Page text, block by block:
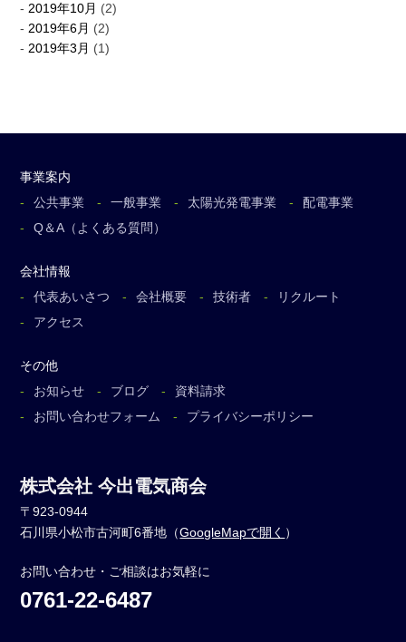
2019年10月 (2)
2019年6月 (2)
2019年3月 (1)
事業案内
公共事業
一般事業 太陽光発電事業
配電事業
Q＆A（よくある質問）
会社情報
代表あいさつ
会社概要 技術者
リクルート
アクセス
その他
お知らせ
ブログ
資料請求
お問い合わせフォーム
プライバシーポリシー
株式会社 今出電気商会
〒923-0944
石川県小松市古河町6番地（GoogleMapで開く ）
お問い合わせ・ご相談はお気軽に
0761-22-6487